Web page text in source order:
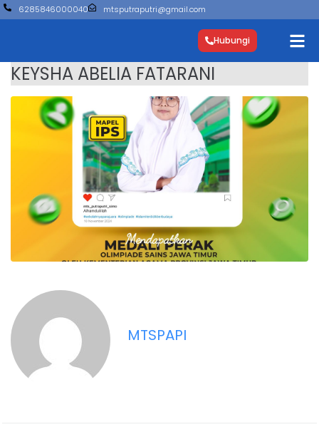
6285846000040 mtsputraputri@gmail.com
Hubungi
KEYSHA ABELIA FATARANI
MTSPAPI